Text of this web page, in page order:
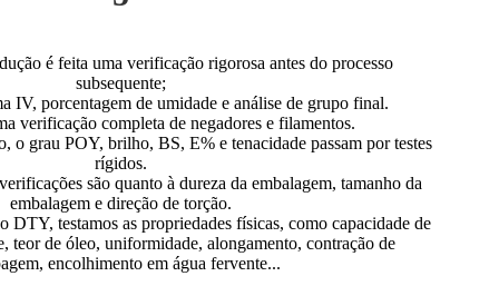
é feita uma verificação rigorosa antes do processo
subsequente;
IV, porcentagem de umidade e análise de grupo final.
verificação completa de negadores e filamentos.
o grau POY, brilho, BS, E% e tenacidade passam por testes
rígidos.
são quanto à dureza da embalagem, tamanho da
embalagem e direção de torção.
DTY, testamos as propriedades físicas, como capacidade de
teor de óleo, uniformidade, alongamento, contração de
encolhimento em água fervente...